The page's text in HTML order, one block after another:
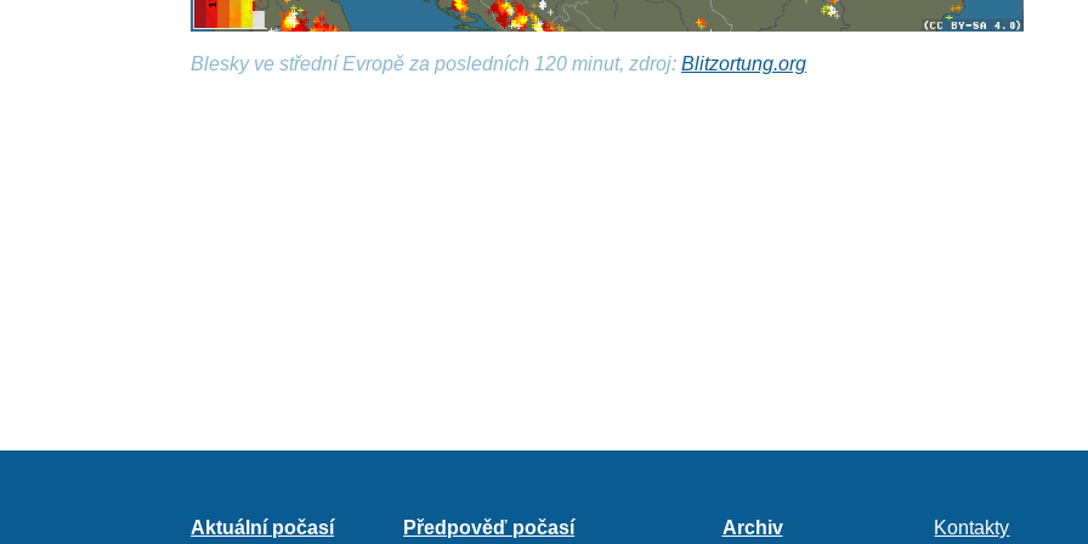
Blesky ve střední Evropě za posledních 120 minut, zdroj:Blitzortung.org
Aktuální počasí Předpověď počasí Archiv Kontakty